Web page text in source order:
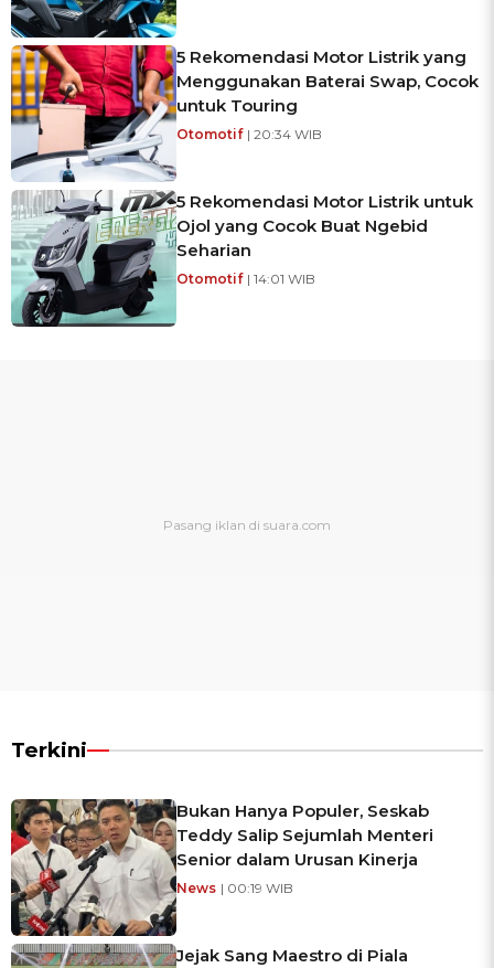
5 Rekomendasi Motor Listrik yang
Menggunakan Baterai Swap, Cocok
untuk Touring
Otomotif | 20:34 WIB
5 Rekomendasi Motor Listrik untuk
Ojol yang Cocok Buat Ngebid
Seharian
Otomotif | 14:01 WIB
Terkini
Bukan Hanya Populer, Seskab
Teddy Salip Sejumlah Menteri
Senior dalam Urusan Kinerja
News | 00:19 WIB
Jejak Sang Maestro di Piala